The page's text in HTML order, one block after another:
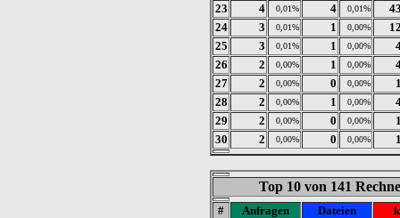
23
4 0,01% 4 0,01%
24
3 0,01% 1 0,00%
25
3 0,01% 1 0,00%
26
2 0,00% 1 0,00%
27
2 0,00% 0 0,00%
28
2 0,00% 1 0,00%
29
2 0,00% 0 0,00%
30
2 0,00% 0 0,00%
Top 10 von 141
# Anfragen Dateien